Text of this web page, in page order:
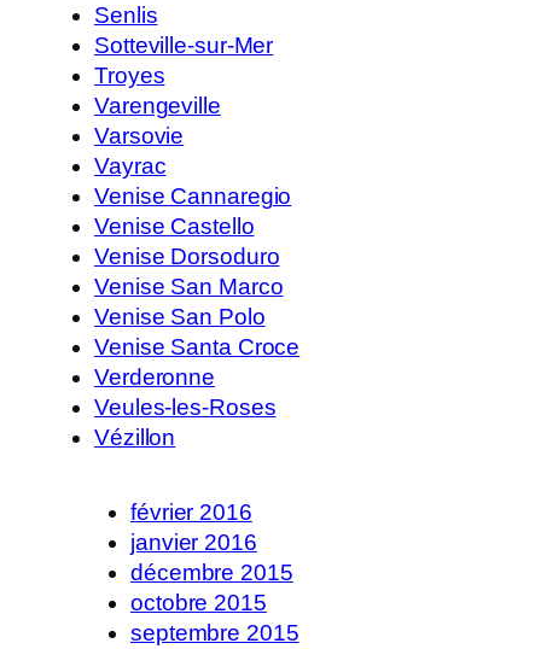
Senlis
Sotteville-sur-Mer
Troyes
Varengeville
Varsovie
Vayrac
Venise Cannaregio
Venise Castello
Venise Dorsoduro
Venise San Marco
Venise San Polo
Venise Santa Croce
Verderonne
Veules-les-Roses
Vézillon
février 2016
janvier 2016
décembre 2015
octobre 2015
septembre 2015